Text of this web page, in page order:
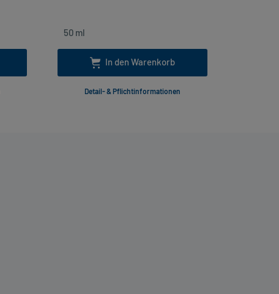
In den Warenkorb
Detail- & Pflichtinformationen